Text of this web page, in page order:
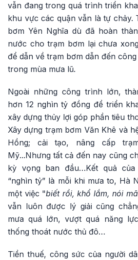
vẫn đang trong quá trình triển
khu vực các quận vẫn là tự chảy.
bơm Yên Nghĩa dù đã hoàn
nước cho trạm bơm lại chưa
để dẫn về trạm bơm dẫn đến
trong mùa mưa lũ.
Ngoài những công trình lớn,
hơn 12 nghìn tỷ đồng để triển
xây dựng thủy lợi góp phần tiêu
Xây dựng trạm bơm Văn Khê và
Hồng; cải tạo, nâng cấp
Mỹ...Nhưng tất cả đến nay cũng
kỳ vọng ban đầu…Kết quả
“nghìn tỷ” là mỗi khi mưa to, Hà
một việc "biết rồi, khổ lắm, nói
vẫn luôn được lý giải cũng
mưa quá lớn, vượt quá năng
thống thoát nước thủ đô…
Tiền thuế, công sức của người